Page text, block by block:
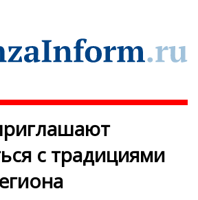
с традициями